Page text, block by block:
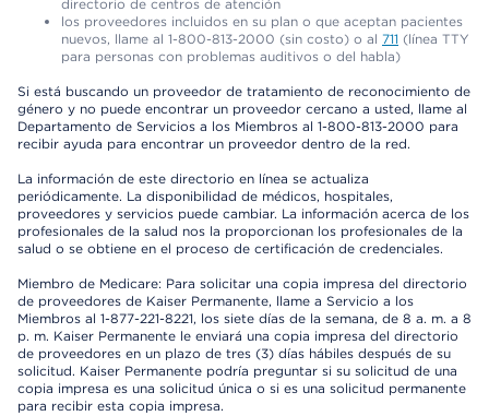
directorio de centros de atención
los proveedores incluidos en su plan o que aceptan pacientes
nuevos, llame al 1-800-813-2000 (sin costo) o al 711 (línea TTY
para personas con problemas auditivos o del habla)
Si está buscando un proveedor de tratamiento de reconocimiento de
género y no puede encontrar un proveedor cercano a usted, llame al
Departamento de Servicios a los Miembros al 1-800-813-2000 para
recibir ayuda para encontrar un proveedor dentro de la red.
La información de este directorio en línea se actualiza
periódicamente. La disponibilidad de médicos, hospitales,
proveedores y servicios puede cambiar. La información acerca de los
profesionales de la salud nos la proporcionan los profesionales de la
salud o se obtiene en el proceso de certificación de credenciales.
Miembro de Medicare: Para solicitar una copia impresa del directorio
de proveedores de Kaiser Permanente, llame a Servicio a los
Miembros al 1-877-221-8221, los siete días de la semana, de 8 a. m. a 8
p. m. Kaiser Permanente le enviará una copia impresa del directorio
de proveedores en un plazo de tres (3) días hábiles después de su
solicitud. Kaiser Permanente podría preguntar si su solicitud de una
copia impresa es una solicitud única o si es una solicitud permanente
para recibir esta copia impresa.